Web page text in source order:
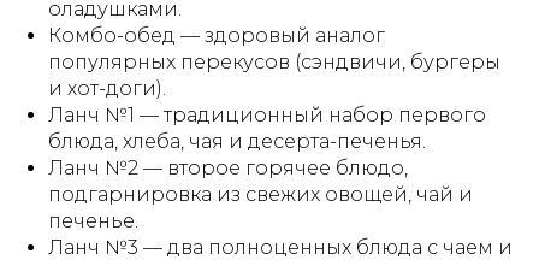
оладушками.
Комбо-обед — здоровый аналог
популярных перекусов (сэндвичи, бургеры
и хот-доги).
Ланч №1 — традиционный набор первого
блюда, хлеба, чая и десерта-печенья.
Ланч №2 — второе горячее блюдо,
подгарнировка из свежих овощей, чай и
печенье.
Ланч №3 — два полноценных блюда с чаем и